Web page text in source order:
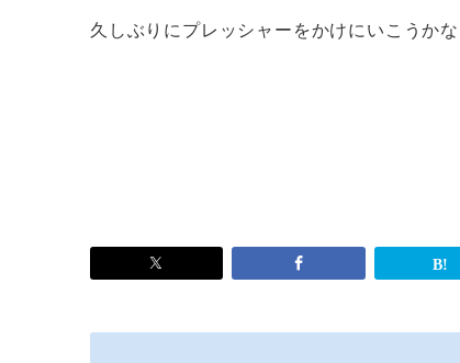
久しぶりにプレッシャーをかけにいこうかな